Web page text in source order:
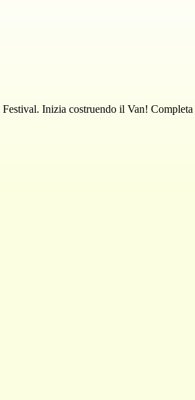
Inizia costruendo il Van!